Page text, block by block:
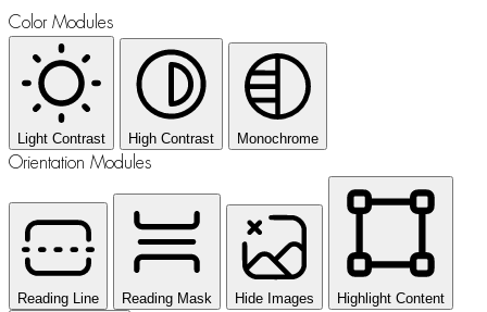
Color Modules
Light Contrast High Contrast Monochrome
Orientation Modules
Reading Line Reading Mask Hide Images Highlight Content